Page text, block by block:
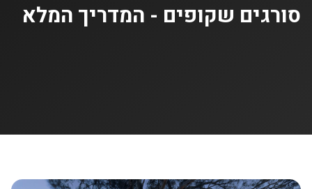
סורגים שקופים - המדריך המלא